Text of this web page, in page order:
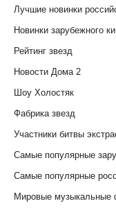
Лучшие новинки
Новинки зарубежного
Рейтинг звезд
Новости Дома 2
Шоу Холостяк
Фабрика звезд
Участники битвы
Самые популярные
Самые популярные
Мировые музыкальные